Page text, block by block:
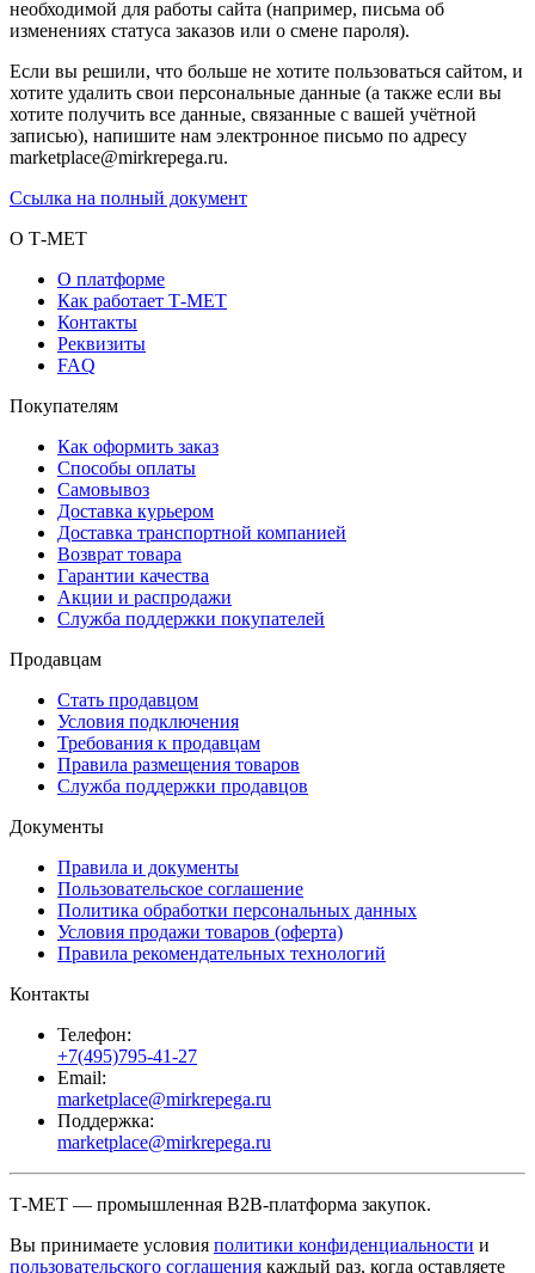
необходимой для работы сайта (например, письма об
изменениях статуса заказов или о смене пароля).
Если вы решили, что больше не хотите пользоваться сайтом, и
хотите удалить свои персональные данные (а также если вы
хотите получить все данные, связанные с вашей учётной
записью), напишите нам электронное письмо по адресу
marketplace@mirkrepega.ru.
Ссылка на полный документ
О Т-МЕТ
О платформе
Как работает Т-МЕТ
Контакты
Реквизиты
FAQ
Покупателям
Как оформить заказ
Способы оплаты
Самовывоз
Доставка курьером
Доставка транспортной компанией
Возврат товара
Гарантии качества
Акции и распродажи
Служба поддержки покупателей
Продавцам
Стать продавцом
Условия подключения
Требования к продавцам
Правила размещения товаров
Служба поддержки продавцов
Документы
Правила и документы
Пользовательское соглашение
Политика обработки персональных данных
Условия продажи товаров (оферта)
Правила рекомендательных технологий
Контакты
Телефон:
+7(495)795-41-27
Email:
marketplace@mirkrepega.ru
Поддержка:
marketplace@mirkrepega.ru
Т-МЕТ — промышленная B2B-платформа закупок.
Вы принимаете условия политики конфиденциальности и
пользовательского соглашения каждый раз, когда оставляете